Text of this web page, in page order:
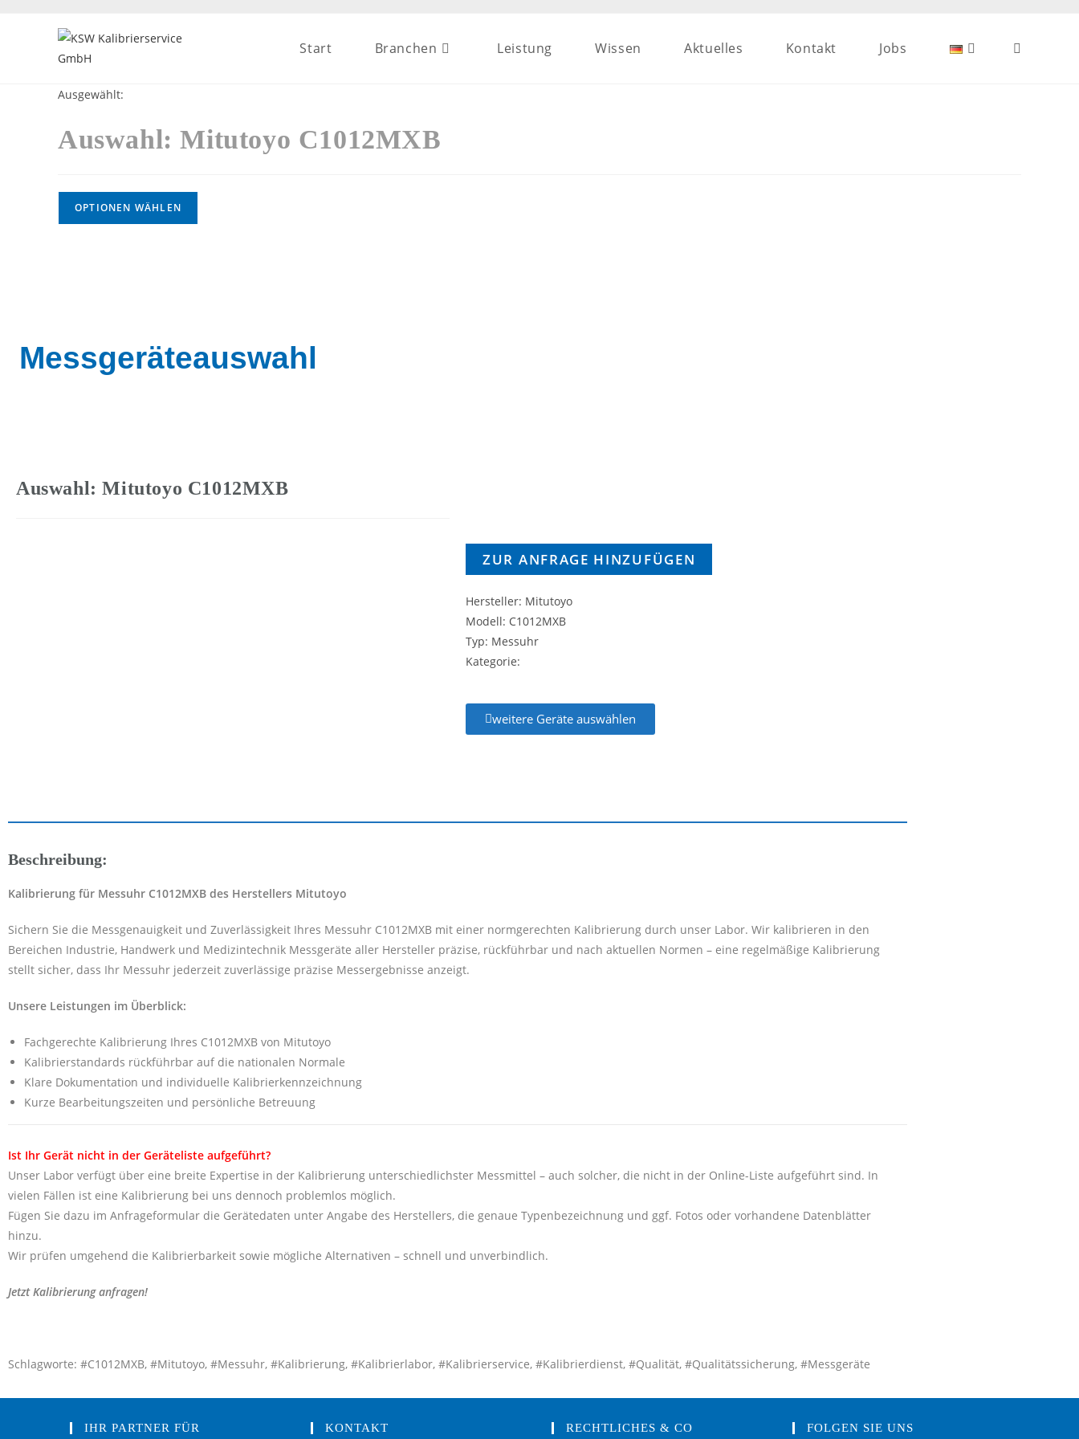
Start Branchen Leistung Wissen Aktuelles Kontakt Jobs
Ausgewählt:
Auswahl: Mitutoyo C1012MXB
OPTIONEN WÄHLEN
Messgeräteauswahl
Auswahl: Mitutoyo C1012MXB
ZUR ANFRAGE HINZUFÜGEN
Hersteller: Mitutoyo
Modell: C1012MXB
Typ: Messuhr
Kategorie:
weitere Geräte auswählen
Beschreibung:
Kalibrierung für Messuhr C1012MXB des Herstellers Mitutoyo
Sichern Sie die Messgenauigkeit und Zuverlässigkeit Ihres Messuhr C1012MXB mit einer normgerechten Kalibrierung durch unser Labor. Wir kalibrieren in den
Bereichen Industrie, Handwerk und Medizintechnik Messgeräte aller Hersteller präzise, rückführbar und nach aktuellen Normen – eine regelmäßige Kalibrierung
stellt sicher, dass Ihr Messuhr jederzeit zuverlässige präzise Messergebnisse anzeigt.
Unsere Leistungen im Überblick:
Fachgerechte Kalibrierung Ihres C1012MXB von Mitutoyo
Kalibrierstandards rückführbar auf die nationalen Normale
Klare Dokumentation und individuelle Kalibrierkennzeichnung
Kurze Bearbeitungszeiten und persönliche Betreuung
Ist Ihr Gerät nicht in der Geräteliste aufgeführt?
Unser Labor verfügt über eine breite Expertise in der Kalibrierung unterschiedlichster Messmittel – auch solcher, die nicht in der Online-Liste aufgeführt sind. In
vielen Fällen ist eine Kalibrierung bei uns dennoch problemlos möglich.
Fügen Sie dazu im Anfrageformular die Gerätedaten unter Angabe des Herstellers, die genaue Typenbezeichnung und ggf. Fotos oder vorhandene Datenblätter
hinzu.
Wir prüfen umgehend die Kalibrierbarkeit sowie mögliche Alternativen – schnell und unverbindlich.
Jetzt Kalibrierung anfragen!
Schlagworte: #C1012MXB, #Mitutoyo, #Messuhr, #Kalibrierung, #Kalibrierlabor, #Kalibrierservice, #Kalibrierdienst, #Qualität, #Qualitätssicherung, #Messgeräte
IHR PARTNER FÜR KONTAKT RECHTLICHES & CO FOLGEN SIE UNS